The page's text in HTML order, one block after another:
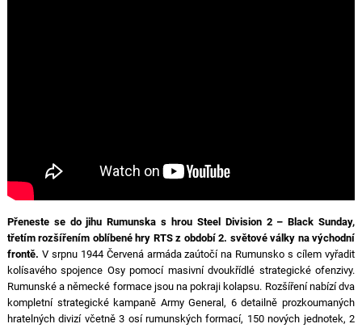
Přeneste se do jihu Rumunska s hrou Steel Division 2 – Black Sunday,
třetím rozšířením oblíbené hry RTS z období 2. světové války na východní
frontě. V srpnu 1944 Červená armáda zaútočí na Rumunsko s cílem vyřadit
kolísavého spojence Osy pomocí masivní dvoukřídlé strategické ofenzivy.
Rumunské a německé formace jsou na pokraji kolapsu. Rozšíření nabízí dva
kompletní strategické kampaně Army General, 6 detailně prozkoumaných
hratelných divizí včetně 3 osí rumunských formací, 150 nových jednotek, 2